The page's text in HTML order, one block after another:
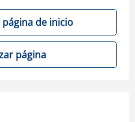
página de inicio
página